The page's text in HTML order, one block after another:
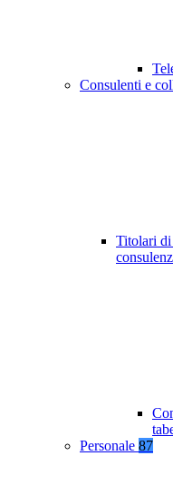
Consulenti e
Titolari
Personale 87